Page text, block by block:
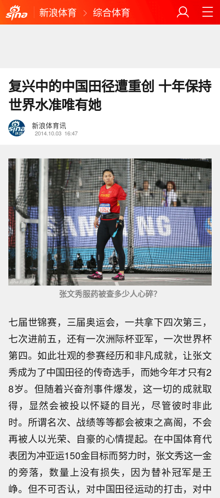
新浪体育 综合体育
复兴中的中国田径遭重创 十年保持
世界水准唯有她
新浪体育讯
2014.10.03 16:47
张文秀服药被查多少人心碎？
七届世锦赛，三届奥运会，一共拿下四次第三，
七次进前五，还有一次洲际杯亚军，一次世界杯
第四。如此壮观的参赛经历和非凡成就，让张文
秀成为了中国田径的传奇选手，而她今年才只有2
8岁。但随着兴奋剂事件爆发，这一切的成就取
得，显然会被投以怀疑的目光，尽管彼时非此
时。所谓名次、战绩等等都会被束之高阁，不会
再被人以光荣、自豪的心情提起。在中国体育代
表团为冲亚运150金目标而努力时，张文秀这一金
的旁落，数量上没有损失，因为替补冠军是王
峥。但不可否认，对中国田径运动的打击，对中